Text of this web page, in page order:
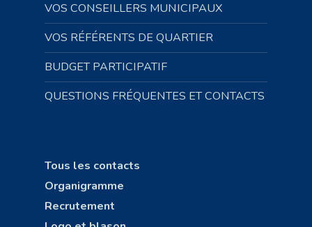
VOS CONSEILLERS MUNICIPAUX
VOS RÉFÉRENTS DE QUARTIER
BUDGET PARTICIPATIF
QUESTIONS FRÉQUENTES ET CONTACTS
Tous les contacts
Organigramme
Recrutement